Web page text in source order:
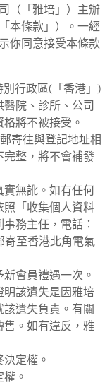
（「雅培」）主辦
本條款」）。一經
你同意接受本條款
行政區(「香港」)
院、診所、公司
將不被接受。
寄往與登記地址相
整，將不會補發
無訛。如有任何
「收集個人資料
務主任，電話：
至香港北角電氣
會員禮遇一次。
該遺失是因雅培
遺失負責。有關
。如有違反，雅
定權。
。